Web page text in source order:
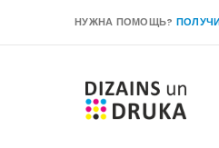
НУЖНА ПОМОЩЬ?